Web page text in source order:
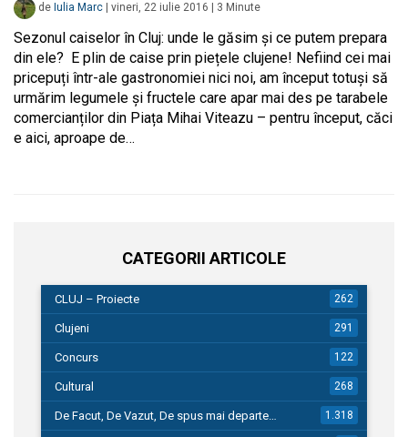
de Iulia Marc vineri, 22 iulie 2016 3 Minute
Sezonul caiselor în Cluj: unde le găsim și ce putem prepara
din ele? E plin de caise prin piețele clujene! Nefiind cei mai
pricepuți într-ale gastronomiei nici noi, am început totuși să
urmărim legumele și fructele care apar mai des pe tarabele
comercianților din Piața Mihai Viteazu – pentru început, căci
e aici, aproape de…
CATEGORII ARTICOLE
CLUJ – Proiecte 262
Clujeni 291
Concurs 122
Cultural 268
De Facut, De Vazut, De spus mai departe… 1.318